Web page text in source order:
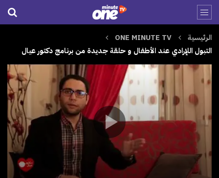
الرئيسية
ONE MINUTE TV
التبول اللإرادي عند الأطفال و حلقة جديدة من برنامج دكتور عيال